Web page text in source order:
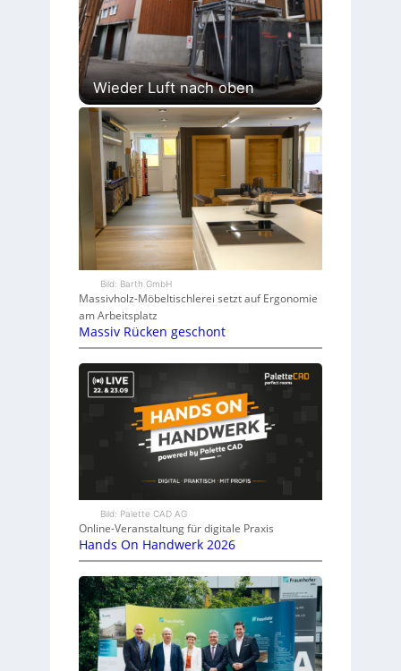
Wieder Luft nach oben
Bild: Barth GmbH
Massivholz-Möbeltischlerei setzt auf Ergonomie
am Arbeitsplatz
Massiv Rücken geschont
Bild: Palette CAD AG
Online-Veranstaltung für digitale Praxis
Hands On Handwerk 2026